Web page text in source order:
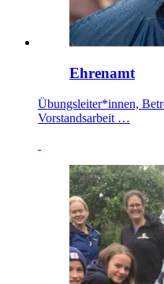
Ehrenamt
Übungsleiter*innen,
Vorstandsarbeit …